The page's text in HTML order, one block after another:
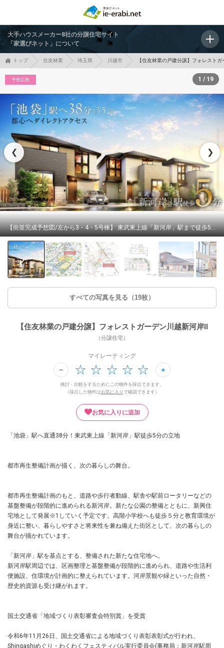
大手ハウスメーカー8社の分譲住宅サイト
「家選びネット」について
トップ 住友林業 埼玉県 川越市 【住友林業の戸建分譲】フォレスト
予告広告
❮
【街並完成予想図/左から3・4・5号棟】 東武東上線「新河岸」駅まで徒歩5分のロケーション。駅前再開発内分譲地に、住友林業が描く全5邸の端正な街並みが誕生します。/完成予想CG
❯
1 / 19
すべての写真を見る（19枚）
【住友林業の戸建分譲】フォレストガーデン川越新河岸II
（分譲住宅）
マイレーティング
検討・比較をするためにこの物件を採点できます。
（採点した物件は お気に入り で確認できます）
お気に入りに追加
「池袋」駅へ直通38分！東武東上線「新河岸」駅徒歩5分の立地
都市再生整備計画が描く、次の暮らしの舞台。
都市再生整備計画のもと、道路や歩行者動線、駅舎や駅前ロータリーなどの
基盤整備が段階的に進められる新河岸。新たな公園の整備とともに、新興住
宅地として発展※1していく予定です。高階小学校へも徒歩５分と教育環境が
身近に整い、暮らしやすさと将来性を兼ね備えた街区として、次の暮らしの
舞台が描かれています。
「新河岸」駅を基点とする、整備された新たな住宅地へ。
新河岸駅周辺では、区画整理と基盤整備が段階的に進められ、道路や生活利
便施設、住環境が計画的に整えられています。河岸景観や緑といった自然・
歴史的資源も受け継がれます。
国土交通省「地域づくり表彰審査会特別賞」を受賞
令和6年11月26日、国土交通省による地域づくり表彰表彰式が行われ、
Shingashiめぐり・わくわくフェスティバル実行委員会(事務局：新河岸駅周